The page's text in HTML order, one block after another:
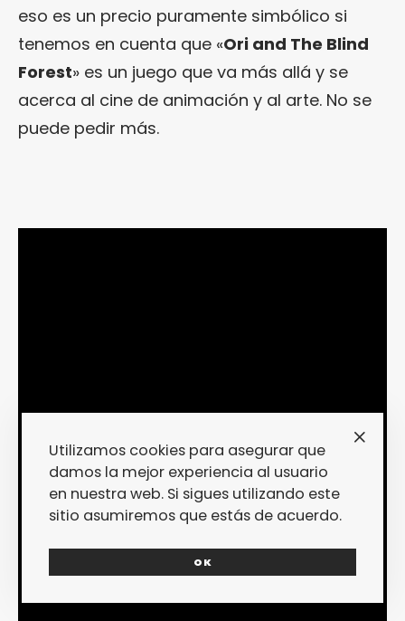
eso es un precio puramente simbólico si
tenemos en cuenta que «Ori and The Blind
Forest» es un juego que va más allá y se
acerca al cine de animación y al arte. No se
puede pedir más.
Utilizamos cookies para asegurar que
damos la mejor experiencia al usuario
en nuestra web. Si sigues utilizando este
sitio asumiremos que estás de acuerdo.
OK